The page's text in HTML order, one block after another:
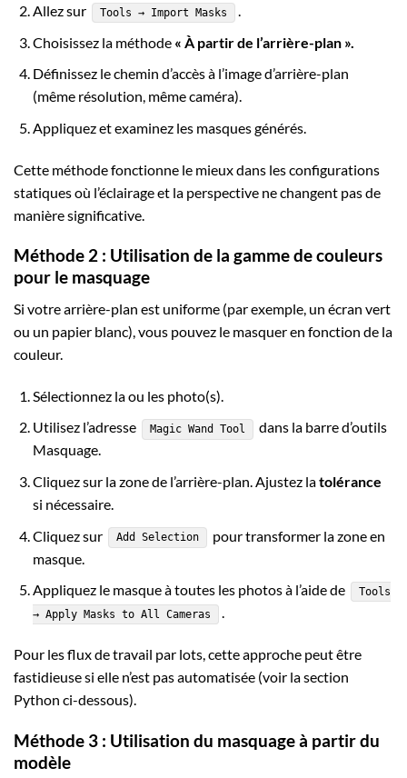
Allez sur
Tools → Import Masks
.
Choisissez la méthode « À partir de l’arrière-plan ».
Définissez le chemin d’accès à l’image d’arrière-plan
(même résolution, même caméra).
Appliquez et examinez les masques générés.
Cette méthode fonctionne le mieux dans les configurations
statiques où l’éclairage et la perspective ne changent pas de
manière significative.
Méthode 2 : Utilisation de la gamme de couleurs
pour le masquage
Si votre arrière-plan est uniforme (par exemple, un écran vert
ou un papier blanc), vous pouvez le masquer en fonction de la
couleur.
Sélectionnez la ou les photo(s).
Utilisez l’adresse
Magic Wand Tool
dans la barre d’outils
Masquage.
Cliquez sur la zone de l’arrière-plan. Ajustez latolérance
si nécessaire.
Cliquez sur
Add Selection
pour transformer la zone en
masque.
Appliquez le masque à toutes les photos à l’aide de
Tools
→ Apply Masks to All Cameras
.
Pour les flux de travail par lots, cette approche peut être
fastidieuse si elle n’est pas automatisée (voir la section
Python ci-dessous).
Méthode 3 : Utilisation du masquage à partir du
modèle